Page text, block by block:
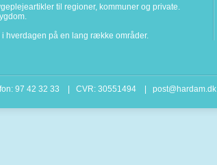
til regioner, kommuner og private.
hverdagen på en lang række områder.
97 42 32 33 | CVR: 30551494 | post@hardam.dk